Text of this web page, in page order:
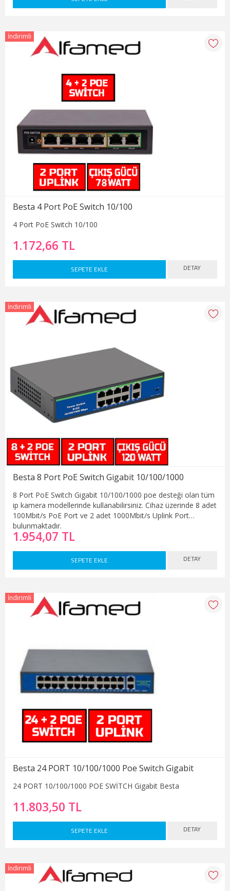
Besta 4 Port PoE Switch 10/100
4 Port PoE Switch 10/100
1.172,66 TL
SEPETE EKLE DETAY
İndirimli
Besta 8 Port PoE Switch Gigabit 10/100/1000
8 Port PoE Switch Gigabit 10/100/1000 poe desteği olan tüm
ip kamera modellerinde kullanabilirsiniz. Cihaz üzerinde 8 adet
100Mbit/s PoE Port ve 2 adet 1000Mbit/s Uplink Port
bulunmaktadır.
1.954,07 TL
SEPETE EKLE DETAY
İndirimli
Besta 24 PORT 10/100/1000 Poe Switch Gigabit
24 PORT 10/100/1000 POE SWİTCH Gigabit Besta
11.803,50 TL
SEPETE EKLE DETAY
İndirimli
İndirimli